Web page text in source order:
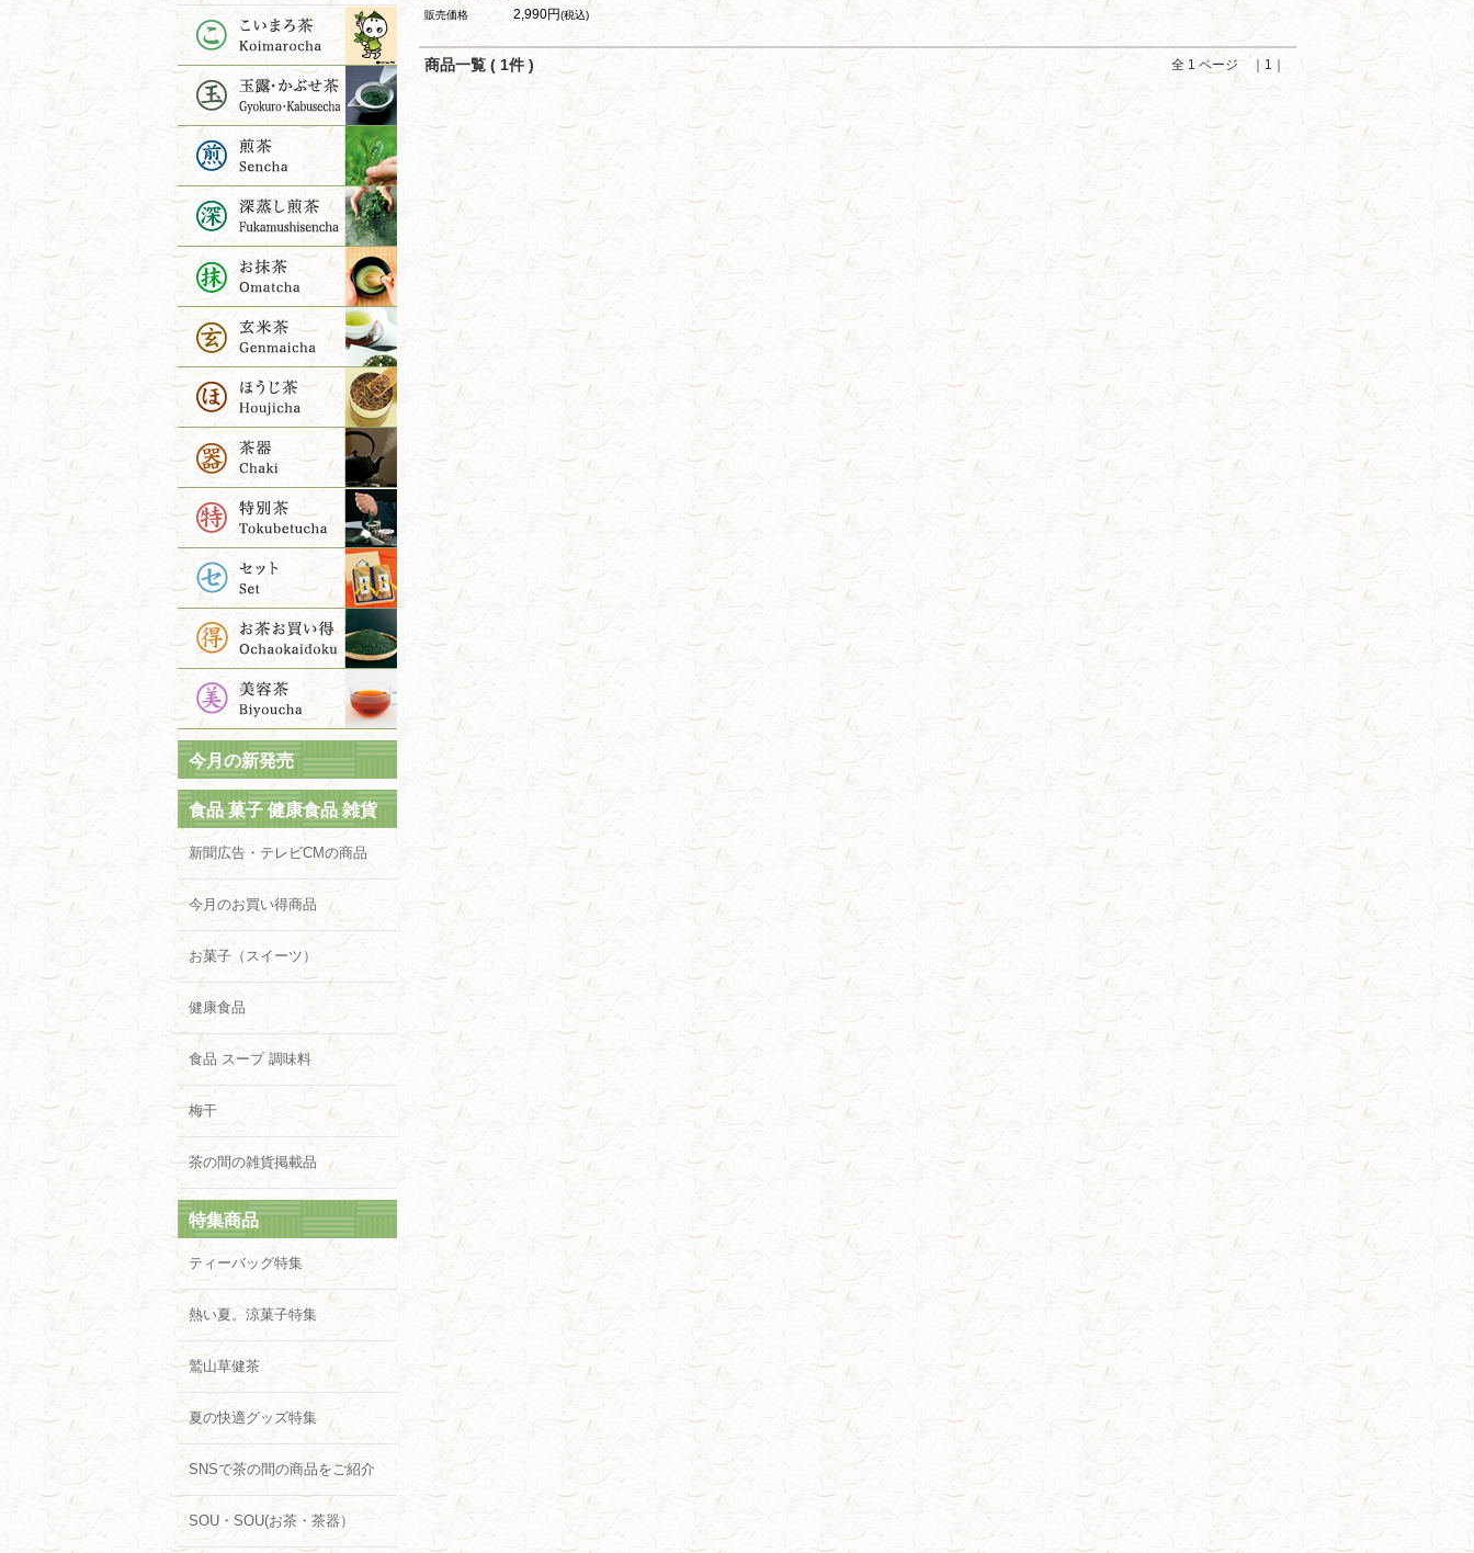
今月の新発売
食品 菓子 健康食品 雑貨
新聞広告・テレビCMの商品
今月のお買い得商品
お菓子（スイーツ）
健康食品
食品 スープ 調味料
梅干
茶の間の雑貨掲載品
特集商品
ティーバッグ特集
熱い夏。涼菓子特集
鷲山草健茶
夏の快適グッズ特集
SNSで茶の間の商品をご紹介
SOU・SOU(お茶・茶器）
販売価格 2,990円(税込)
商品一覧 ( 1件 ) 全 1 ページ ｜1｜